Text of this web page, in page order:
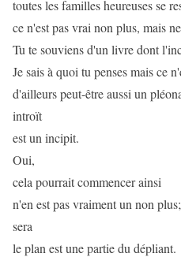
toutes les familles heureuses se
ce n'est pas vrai non plus, mais
Tu te souviens d'un livre dont
Je sais à quoi tu penses mais ce
d'ailleurs peut-être aussi un
introït
est un incipit.
Oui,
cela pourrait commencer ainsi
n'en est pas vraiment un non
sera
le plan est une partie du dépliant.